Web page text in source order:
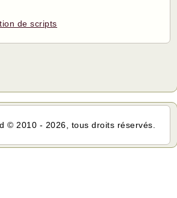
de scripts
© 2010 - 2026, tous droits réservés.